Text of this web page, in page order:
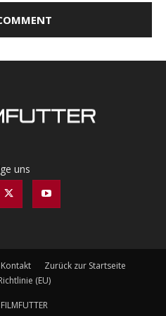
uns
Kontakt
Zurück zur Startseite
(EU)